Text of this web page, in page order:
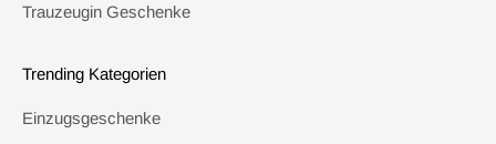
Trauzeugin Geschenke
Trending Kategorien
Einzugsgeschenke